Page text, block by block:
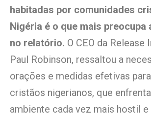
habitadas por comunidades
Nigéria é o que mais preocupa
no relatório. O CEO da Release
Paul Robinson, ressaltou a
orações e medidas efetivas
cristãos nigerianos, que
ambiente cada vez mais hostil